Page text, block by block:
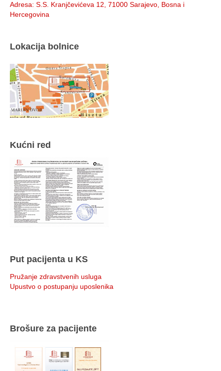
Adresa: S.S. Kranjčevićeva 12, 71000 Sarajevo, Bosna i
Hercegovina
Lokacija bolnice
Kućni red
Put pacijenta u KS
Pružanje zdravstvenih usluga
Upustvo o postupanju uposlenika
Brošure za pacijente